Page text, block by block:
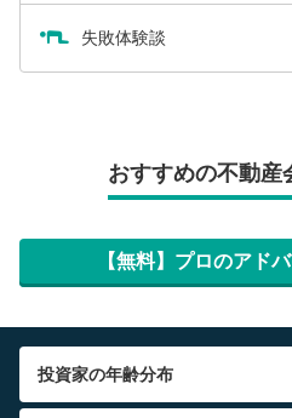
失敗体験談
おすすめの不動産
【無料】プロのアド
投資家の年齢分布